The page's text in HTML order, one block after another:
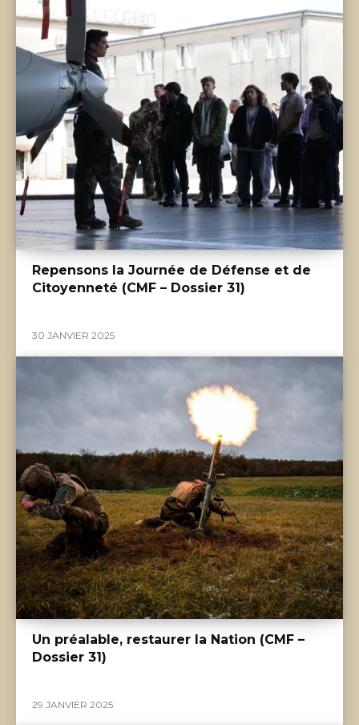
Repensons la Journée de Défense et de
Citoyenneté (CMF – Dossier 31)
30 JANVIER 2025
Un préalable, restaurer la Nation (CMF –
Dossier 31)
29 JANVIER 2025